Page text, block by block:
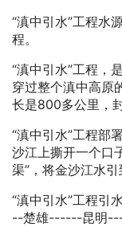
“滇中引水”工程水
程。
“滇中引水”工程，
穿过整个滇中高原
长是800多公里，
“滇中引水”工程部
沙江上撕开一个口
渠”，将金沙江水
“滇中引水”工程
--楚雄------昆明